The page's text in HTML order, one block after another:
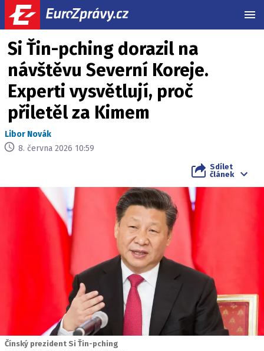
Si Ťin-pching dorazil na
návštěvu Severní Koreje.
Experti vysvětlují, proč
přiletěl za Kimem
Libor Novák
8. června 2026 10:59
Sdílet
článek
Čínský prezident Si Ťin-pching